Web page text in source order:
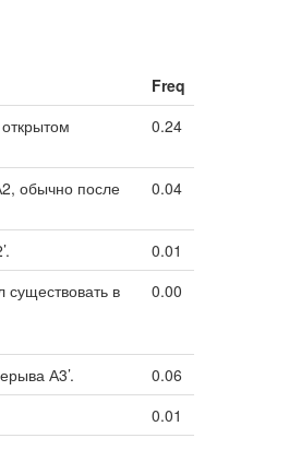
Freq
0.24
обычно после
0.04
0.01
в
0.00
А3’.
0.06
0.01